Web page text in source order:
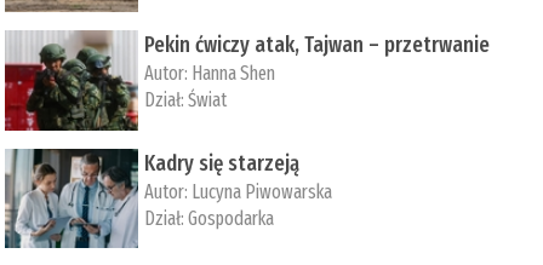
Pekin ćwiczy atak, Tajwan – przetrwanie
Autor: ­Hanna Shen
Dział:Świat
Kadry się starzeją
Autor: Lucyna Piwowarska
Dział:Gospodarka